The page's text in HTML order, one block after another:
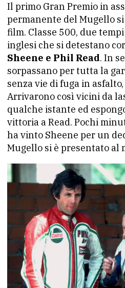
Il primo Gran Premio in
permanente del Mugello
film. Classe 500, due
inglesi che si detestano
Sheene e Phil Read. In
sorpassano per tutta la
senza vie di fuga in
Arrivarono così vicini da
qualche istante ed
vittoria a Read. Pochi
ha vinto Sheene per un
Mugello si è presentato al